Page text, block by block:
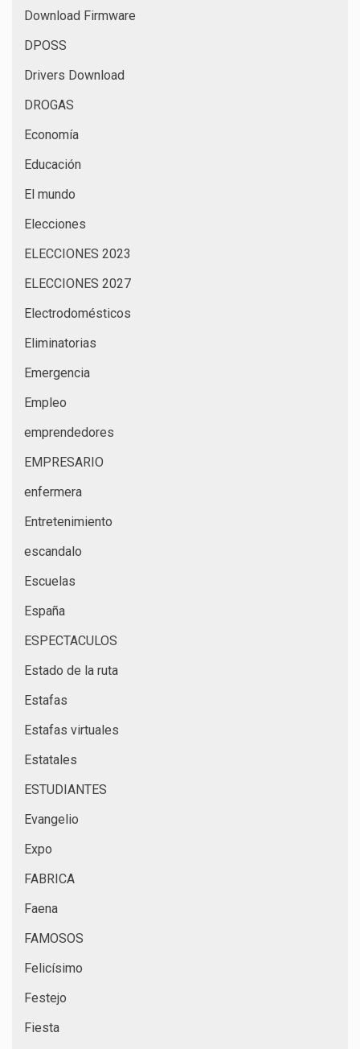
Download Firmware
DPOSS
Drivers Download
DROGAS
Economía
Educación
El mundo
Elecciones
ELECCIONES 2023
ELECCIONES 2027
Electrodomésticos
Eliminatorias
Emergencia
Empleo
emprendedores
EMPRESARIO
enfermera
Entretenimiento
escandalo
Escuelas
España
ESPECTACULOS
Estado de la ruta
Estafas
Estafas virtuales
Estatales
ESTUDIANTES
Evangelio
Expo
FABRICA
Faena
FAMOSOS
Felicísimo
Festejo
Fiesta